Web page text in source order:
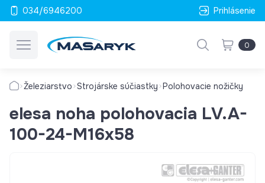
034/6946200 Prihlásenie
0
Železiarstvo Strojárske súčiastky Polohovacie nožičky
elesa noha polohovacia LV.A-
100-24-M16x58